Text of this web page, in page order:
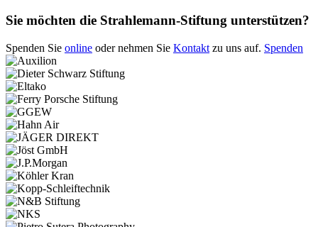
Sie möchten die Strahlemann-Stiftung unterstützen?
Spenden Sie online oder nehmen Sie Kontakt zu uns auf. Spenden